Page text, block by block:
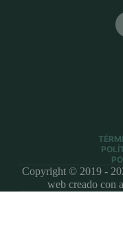
Copyright © 2019 -
web creado con